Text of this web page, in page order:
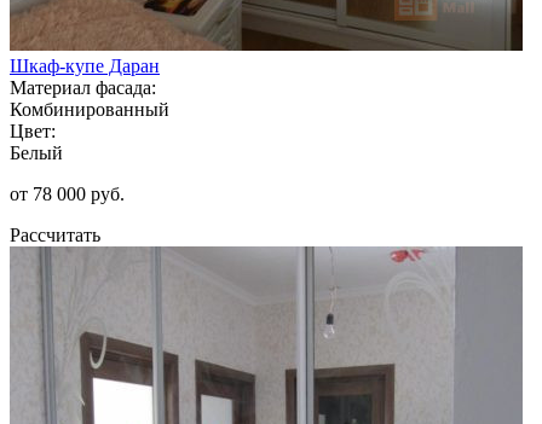
Шкаф-купе Даран
Материал фасада:
Комбинированный
Цвет:
Белый
от 78 000 руб.
Рассчитать